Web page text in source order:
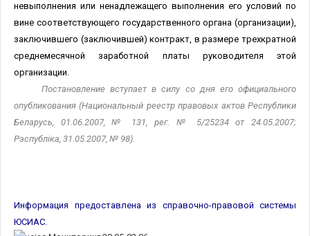
невыполнения или ненадлежащего выполнения его условий по
вине соответствующего государственного органа (организации),
заключившего (заключившей) контракт, в размере трехкратной
среднемесячной заработной платы руководителя этой
организации.
Постановление вступает в силу со дня его официального
опубликования(Национальный реестр правовых актов Республики
Беларусь, 01.06.2007, № 131, рег. № 5/25234 от 24.05.2007;
Рэспублiка, 31.05.2007, № 98).
Информация предоставлена из справочно-правовой системы
ЮСИАС.